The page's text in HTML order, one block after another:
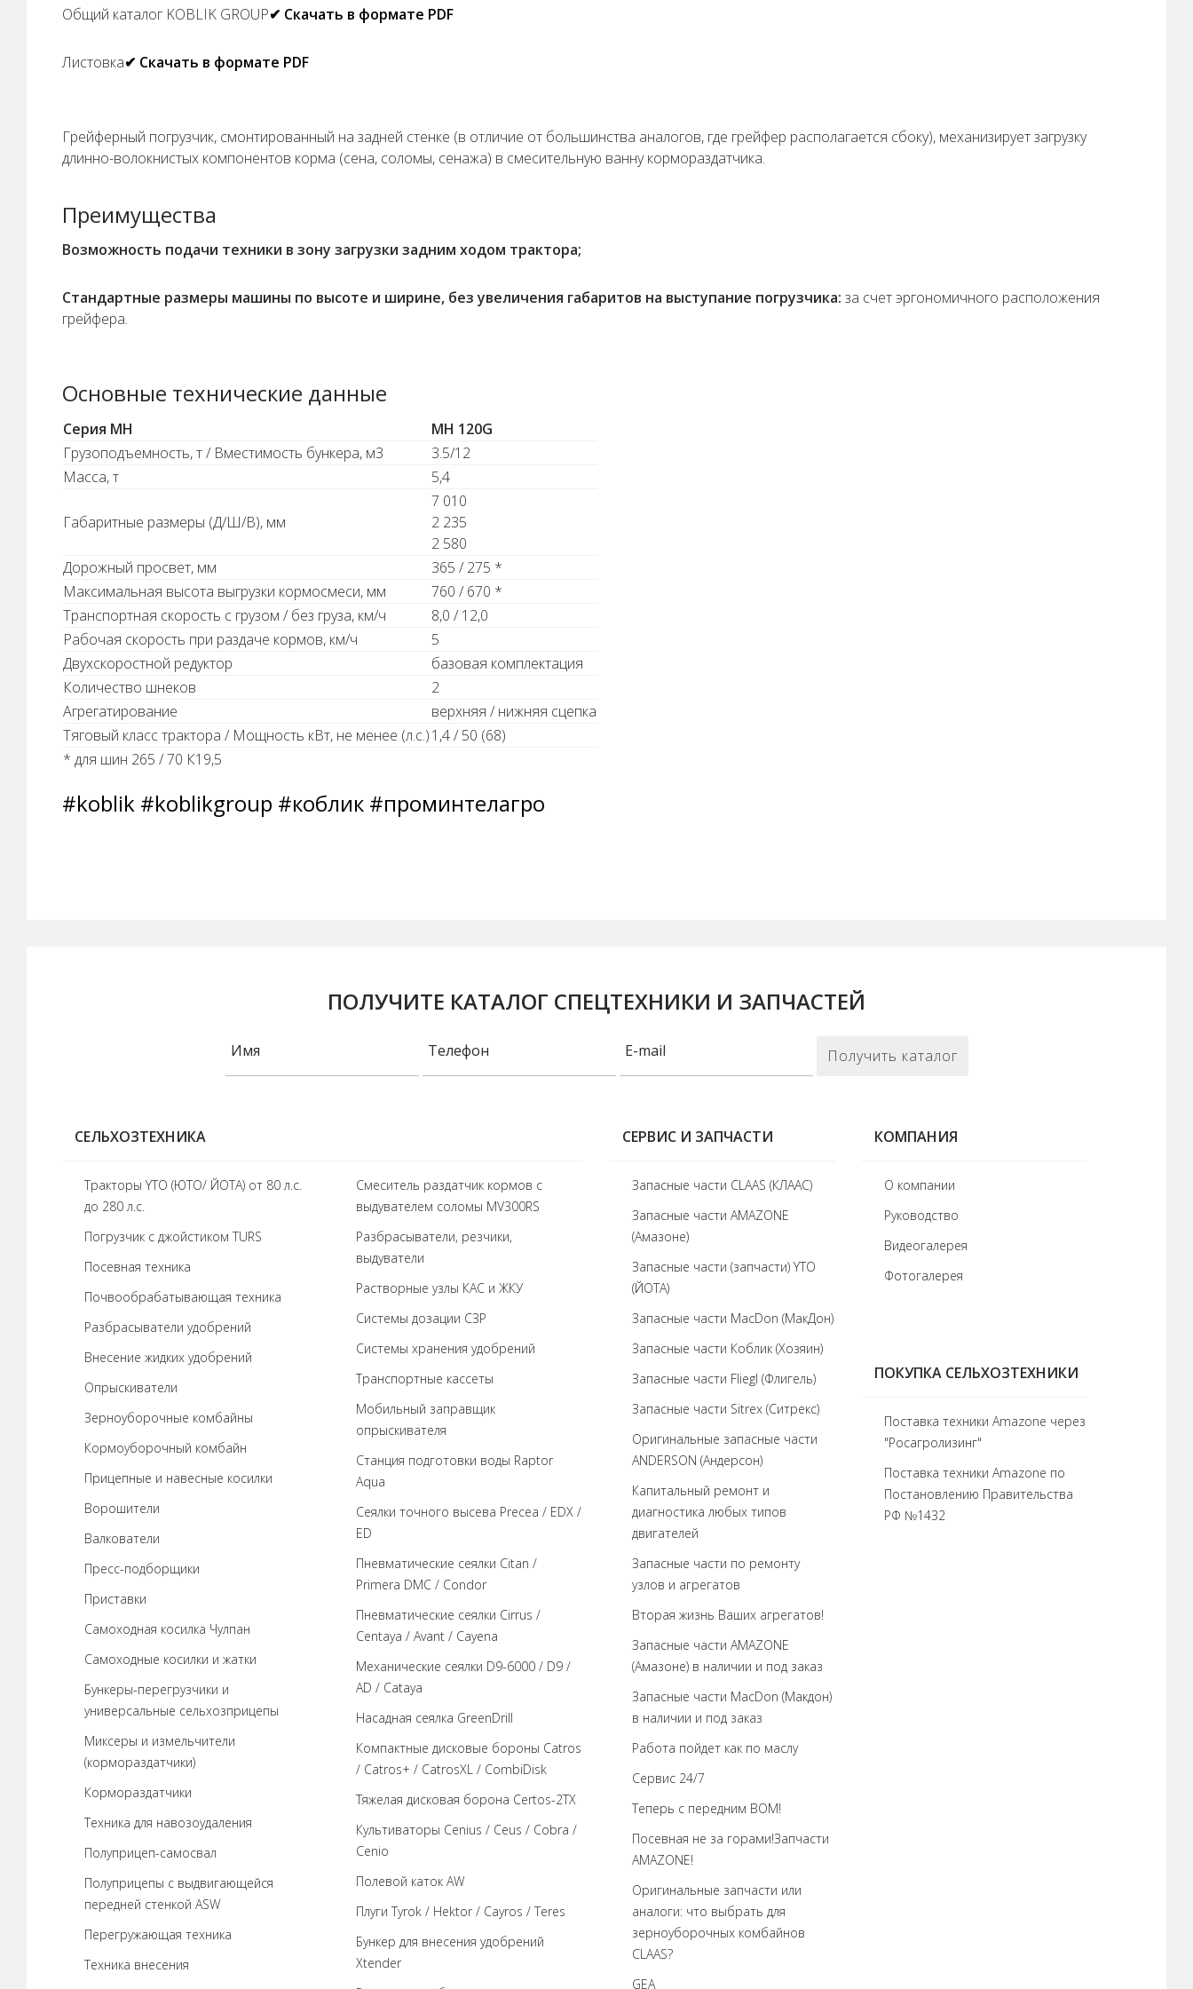
Общий каталог KOBLIK GROUP✔ Скачать в формате PDF
Листовка✔ Скачать в формате PDF
Грейферный погрузчик, смонтированный на задней стенке (в отличие от большинства аналогов, где грейфер располагается сбоку), механизирует загрузку
длинно-волокнистых компонентов корма (сена, соломы, сенажа) в смесительную ванну кормораздатчика.
Преимущества
Возможность подачи техники в зону загрузки задним ходом трактора;
Стандартные размеры машины по высоте и ширине, без увеличения габаритов на выступание погрузчика: за счет эргономичного расположения
грейфера.
Основные технические данные
Серия MH
MH 120G
Грузоподъемность, т / Вместимость бункера, м3
3.5/12
Масса, т
5,4
Габаритные размеры (Д/Ш/В), мм
7 010
2 235
2 580
Дорожный просвет, мм
365 / 275 *
Максимальная высота выгрузки кормосмеси, мм
760 / 670 *
Транспортная скорость с грузом / без груза, км/ч
8,0 / 12,0
Рабочая скорость при раздаче кормов, км/ч
5
Двухскоростной редуктор
базовая комплектация
Количество шнеков
2
Агрегатирование
верхняя / нижняя сцепка
Тяговый класс трактора / Мощность кВт, не менее (л.с.)1,4 / 50 (68)
* для шин 265 / 70 К19,5
#koblik #koblikgroup #коблик #проминтелагро
ПОЛУЧИТЕ КАТАЛОГ СПЕЦТЕХНИКИ И ЗАПЧАСТЕЙ
Получить каталог
СЕЛЬХОЗТЕХНИКА
Тракторы YTO (ЮТО/ ЙОТА) от 80 л.с.
до 280 л.с.
Погрузчик с джойстиком TURS
Посевная техника
Почвообрабатывающая техника
Разбрасыватели удобрений
Внесение жидких удобрений
Опрыскиватели
Зерноуборочные комбайны
Кормоуборочный комбайн
Прицепные и навесные косилки
Ворошители
Валкователи
Пресс-подборщики
Приставки
Самоходная косилка Чулпан
Самоходные косилки и жатки
Бункеры-перегрузчики и
универсальные сельхозприцепы
Миксеры и измельчители
(кормораздатчики)
Кормораздатчики
Техника для навозоудаления
Полуприцеп-самосвал
Полуприцепы с выдвигающейся
передней стенкой ASW
Перегружающая техника
Техника внесения
Cмеситель раздатчик кормов с
выдувателем соломы MV300RS
Разбрасыватели, резчики,
выдуватели
Растворные узлы КАС и ЖКУ
Системы дозации СЗР
Системы хранения удобрений
Транспортные кассеты
Мобильный заправщик
опрыскивателя
Станция подготовки воды Raptor
Aqua
Сеялки точного высева Precea / EDX /
ED
Пневматические сеялки Citan /
Primera DMC / Condor
Пневматические сеялки Cirrus /
Centaya / Avant / Cayena
Механические сеялки D9-6000 / D9 /
AD / Cataya
Насадная сеялка GreenDrill
Компактные дисковые бороны Catros
/ Catros+ / CatrosXL / CombiDisk
Тяжелая дисковая борона Certos-2TX
Культиваторы Cenius / Ceus / Cobra /
Cenio
Полевой каток AW
Плуги Tyrok / Hektor / Cayros / Teres
Бункер для внесения удобрений
Xtender
СЕРВИС И ЗАПЧАСТИ
Запасные части CLAAS (КЛААС)
Запасные части AMAZONE
(Амазоне)
Запасные части (запчасти) YTO
(ЙОТА)
Запасные части MacDon (МакДон)
Запасные части Коблик (Хозяин)
Запасные части Fliegl (Флигель)
Запасные части Sitrex (Ситрекс)
Оригинальные запасные части
ANDERSON (Андерсон)
Капитальный ремонт и
диагностика любых типов
двигателей
Запасные части по ремонту
узлов и агрегатов
Вторая жизнь Ваших агрегатов!
Запасные части AMAZONE
(Амазоне) в наличии и под заказ
Запасные части MacDon (Макдон)
в наличии и под заказ
Работа пойдет как по маслу
Сервис 24/7
Теперь с передним BOM!
Посевная не за горами!Запчасти
AMAZONE!
Оригинальные запчасти или
аналоги: что выбрать для
зерноуборочных комбайнов
CLAAS?
GEA
КОМПАНИЯ
О компании
Руководство
Видеогалерея
Фотогалерея
ПОКУПКА СЕЛЬХОЗТЕХНИКИ
Поставка техники Amazone через
"Росагролизинг"
Поставка техники Amazone по
Постановлению Правительства
РФ №1432